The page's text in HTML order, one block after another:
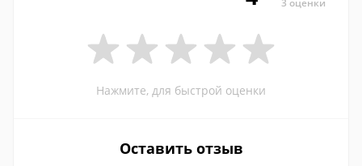
Нажмите, для быстрой оценки
Оставить отзыв